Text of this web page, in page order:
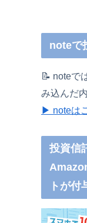
noteで
📝 noteで
み込んだ
▶ noteは
投資信
トが付